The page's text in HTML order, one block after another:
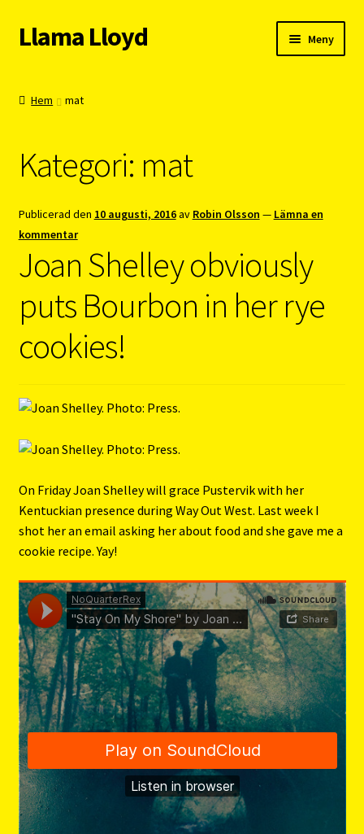
Hoppa
till
Hoppa
till
Llama Lloyd Meny
Cykelpendlarcoach
Blogg
Vision
Hem mat
Kategori: mat
Publicerad den 10 augusti, 2016av Robin Olsson — Lämna en
kommentar
Joan Shelley obviously
puts Bourbon in her rye
cookies!
On Friday Joan Shelley will grace Pustervik with her
Kentuckian presence during Way Out West. Last week I
shot her an email asking her about food and she gave me a
cookie recipe. Yay!